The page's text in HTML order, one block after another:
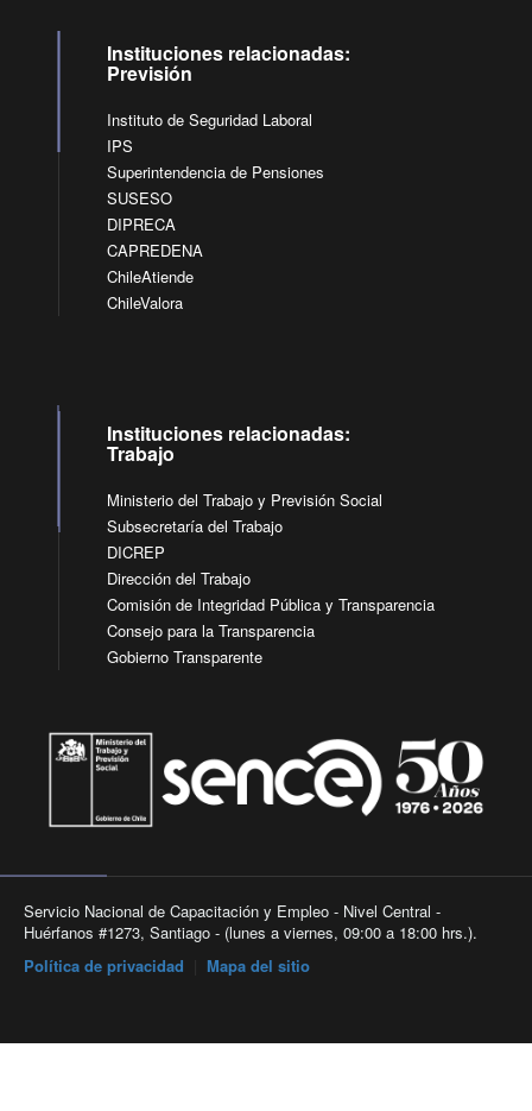
Instituciones relacionadas:
Previsión
Instituto de Seguridad Laboral
IPS
Superintendencia de Pensiones
SUSESO
DIPRECA
CAPREDENA
ChileAtiende
ChileValora
Instituciones relacionadas:
Trabajo
Ministerio del Trabajo y Previsión Social
Subsecretaría del Trabajo
DICREP
Dirección del Trabajo
Comisión de Integridad Pública y Transparencia
Consejo para la Transparencia
Gobierno Transparente
Servicio Nacional de Capacitación y Empleo - Nivel Central -
Huérfanos #1273, Santiago - (lunes a viernes, 09:00 a 18:00 hrs.).
Política de privacidad
Mapa del sitio